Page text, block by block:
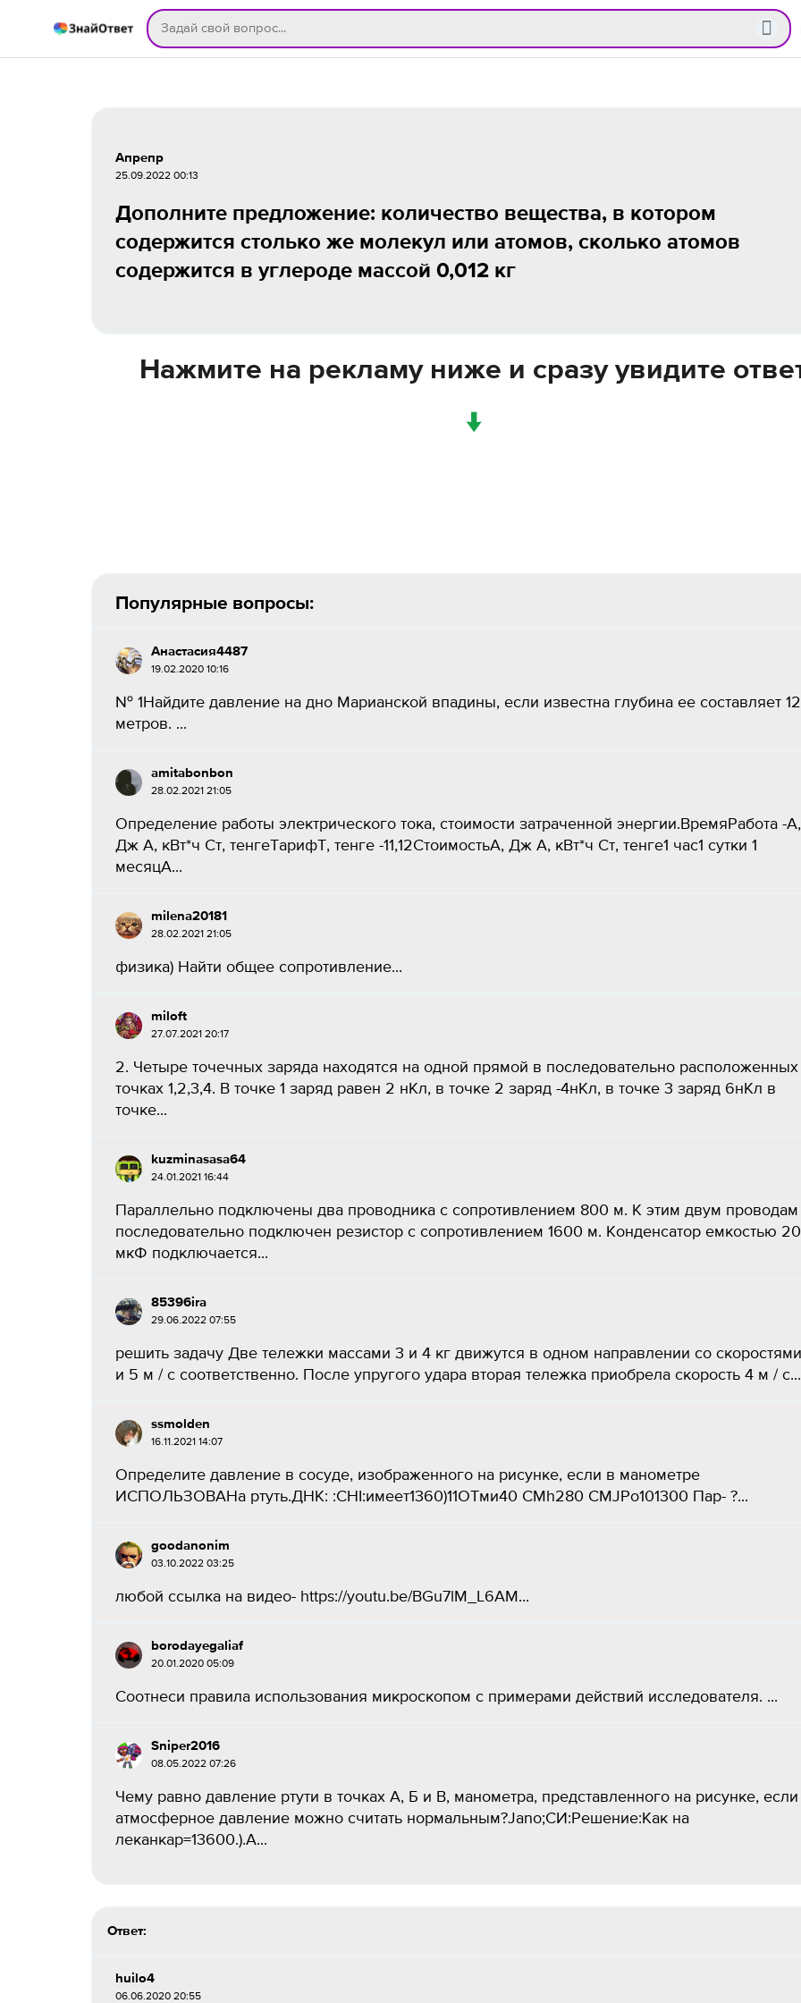
Апрепр
25.09.2022 00:13
Дополните предложение: количество вещества, в котором
содержится столько же молекул или атомов, сколько атомов
содержится в углероде массой 0,012 кг
Нажмите на рекламу ниже и сразу увидите
↓
Популярные вопросы:
Анастасия4487
19.02.2020 10:16
№ 1Найдите давление на дно Марианской впадины, если известна глубина ее составляет
метров. ​...
amitabonbon
28.02.2021 21:05
Определение работы электрического тока, стоимости затраченной энергии.ВремяРабота -А,
Дж А, кВт*ч Ст, тенгеТарифТ, тенге -11,12СтоимостьА, Дж А, кВт*ч Ст, тенге1 час1 сутки 1
месяцА...
milena20181
28.02.2021 21:05
физика) Найти общее сопротивление...
miloft
27.07.2021 20:17
2. Четыре точечных заряда находятся на одной прямой в последовательно расположенных
точках 1,2,3,4. В точке 1 заряд равен 2 нКл, в точке 2 заряд -4нКл, в точке 3 заряд 6нКл в
точке...
kuzminasasa64
24.01.2021 16:44
Параллельно подключены два проводника с сопротивлением 800 м. К этим двум проводам
последовательно подключен резистор с сопротивлением 1600 м. Конденсатор емкостью 20
мкФ подключается...
85396ira
29.06.2022 07:55
решить задачу Две тележки массами 3 и 4 кг движутся в одном направлении со
и 5 м / с соответственно. После упругого удара вторая тележка приобрела скорость 4 м /
ssmolden
16.11.2021 14:07
Определите давление в сосуде, изображенного на рисунке, если в манометре
ИСПОЛЬЗОВАНa ртуть.ДНК: :CHI:имеет1360)11ОТми40 СМh280 CMJPo101300 Пар- ?​...
goodanonim
03.10.2022 03:25
любой ссылка на видео- https://youtu.be/BGu7lM_L6AM​...
borodayegaliaf
20.01.2020 05:09
Соотнеси правила использования микроскопом с примерами действий исследователя. ​...
Sniper2016
08.05.2022 07:26
Чему равно давление ртути в точках А, Б и В, манометра, представленного на рисунке, если
атмосферное давление можно считать нормальным?Jano;СИ:Решение:Как на
леканкаp=13600.).А...
Ответ:
huilo4
06.06.2020 20:55